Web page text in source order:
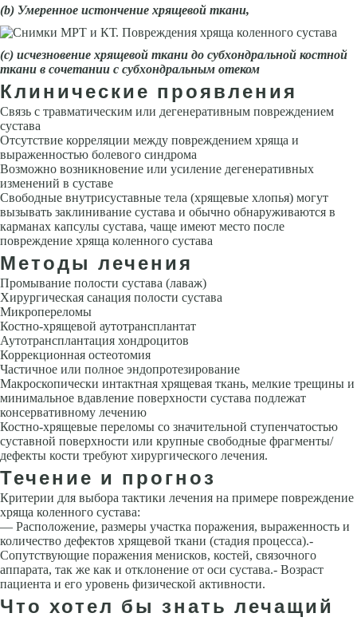
(b) Умеренное истончение хрящевой ткани,
(с) исчезновение хрящевой ткани до субхондральной костной
ткани в сочетании с субхондральным отеком
Клинические проявления
Связь с травматическим или дегенеративным повреждением
сустава
Отсутствие корреляции между повреждением хряща и
выраженностью болевого синдрома
Возможно возникновение или усиление дегенеративных
изменений в суставе
Свободные внутрисуставные тела (хрящевые хлопья) могут
вызывать заклинивание сустава и обычно обнаруживаются в
карманах капсулы сустава, чаще имеют место после
повреждение хряща коленного сустава
Методы лечения
Промывание полости сустава (лаваж)
Хирургическая санация полости сустава
Микропереломы
Костно-хрящевой аутотрансплантат
Аутотрансплантация хондроцитов
Коррекционная остеотомия
Частичное или полное эндопротезирование
Макроскопически интактная хрящевая ткань, мелкие трещины и
минимальное вдавление поверхности сустава подлежат
консервативному лечению
Костно-хрящевые переломы со значительной ступенчатостью
суставной поверхности или крупные свободные фрагменты/
дефекты кости требуют хирургического лечения.
Течение и прогноз
Критерии для выбора тактики лечения на примере повреждение
хряща коленного сустава:
— Расположение, размеры участка поражения, выраженность и
количество дефектов хрящевой ткани (стадия процесса).-
Сопутствующие поражения менисков, костей, связочного
аппарата, так же как и отклонение от оси сустава.- Возраст
пациента и его уровень физической активности.
Что хотел бы знать лечащий